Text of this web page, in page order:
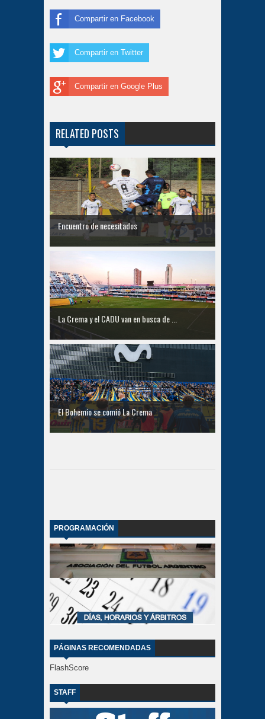
Compartir en Facebook
Compartir en Twitter
Compartir en Google Plus
RELATED POSTS
Encuentro de necesitados
La Crema y el CADU van en busca de ...
El Bohemio se comió La Crema
PROGRAMACIÓN
PÁGINAS RECOMENDADAS
FlashScore
STAFF